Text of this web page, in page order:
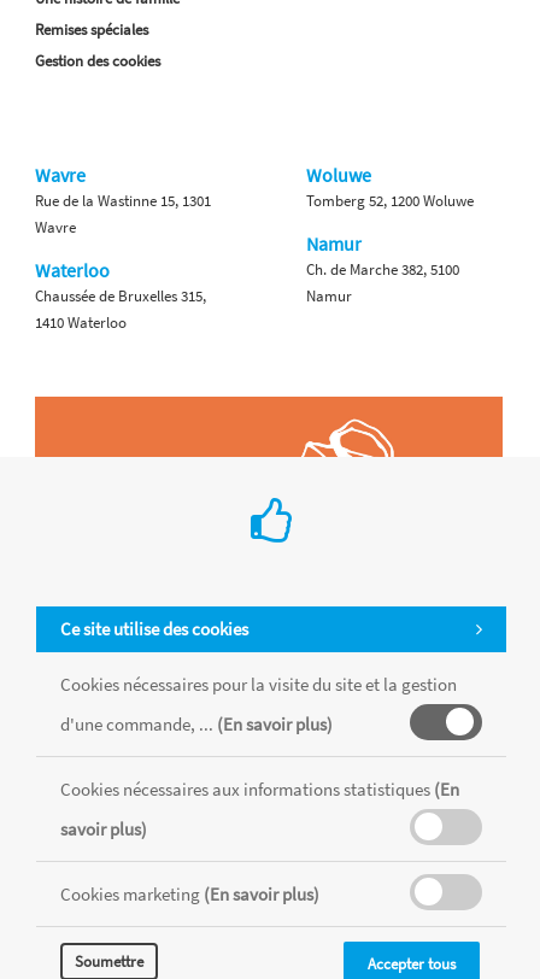
Ce site utilise des cookies
Cookies nécessaires pour la visite du site et la gestion
d'une commande, ... (En savoir plus)
Cookies nécessaires aux informations statistiques (En
savoir plus)
Cookies marketing (En savoir plus)
Soumettre Accepter tous
Remises spéciales
Gestion des cookies
Wavre
Rue de la Wastinne 15, 1301
Wavre
Waterloo
Chaussée de Bruxelles 315,
1410 Waterloo
Woluwe
Tomberg 52, 1200 Woluwe
Namur
Ch. de Marche 382, 5100
Namur
Tous les produits sont vendus dans la limite des stocks disponibles de
chaque magasin, toutes taxes comprises.
MENTIONS LÉGALES CONDITIONS GÉNÉRALES